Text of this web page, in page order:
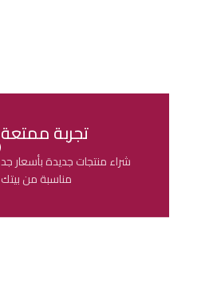
تجربة ممتعة
شراء منتجات جديدة بأسعار جد
مناسبة من بيتك